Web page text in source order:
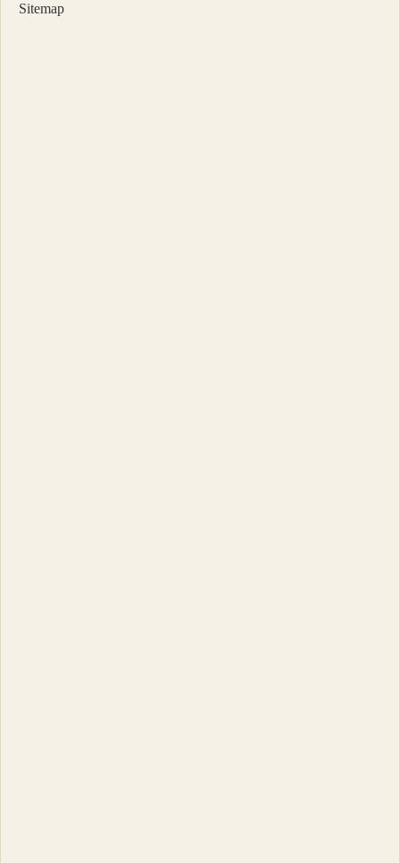
Sitemap